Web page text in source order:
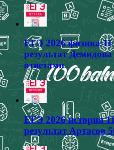
ЕГЭ 2026 физика
результат
ответами
ЕГЭ 2026 история
результат Артасов